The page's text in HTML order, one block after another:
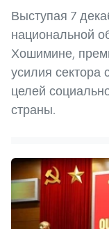
Выступая 7
национальной
Хошимине,
усилия сектора
целей
страны.